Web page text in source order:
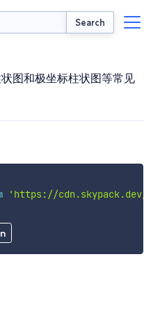
Search
图和极坐标柱状图等常见
'https://cdn.skypack.dev/